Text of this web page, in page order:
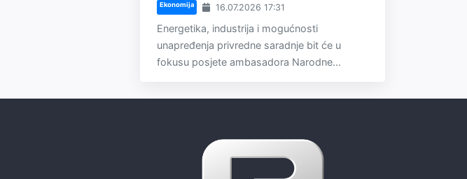
Ekonomija 16.07.2026 17:31
Energetika, industrija i mogućnosti
unapređenja privredne saradnje bit će u
fokusu posjete ambasadora Narodne...